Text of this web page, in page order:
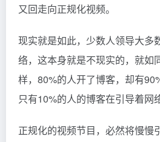
又回走向正规化视频。
现实就是如此，少数人领导大多
络，这本身就是不现实的，就如
样，80%的人开了博客，却有
只有10%的人的博客在引导着网
正规化的视频节目，必然将慢慢